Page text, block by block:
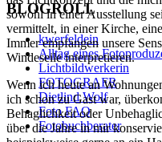
sowohl in einer Ausstellung
vermittelt, in einer Kirche,
Immer empfangen unsere
Windeseile interpretieren.
Wenn ich heute an
ich schon zu Gast war,
Behaglichkeit oder
über die Jahre in mir
BLOGROLL
kwerfeldein
Alltag eines
Lichtbildwerkerin
FOTOGRAFR
Dietlind Wolf
Foto FAQ
Fotobuchberater